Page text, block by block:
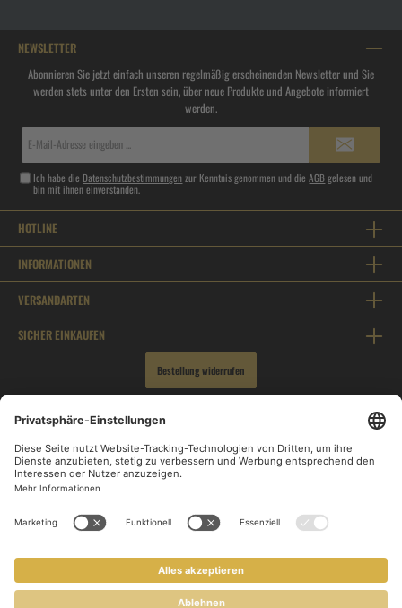
NEWSLETTER
Abonnieren Sie jetzt einfach unseren regelmäßig erscheinenden Newsletter und Sie
werden stets unter den Ersten sein, über neue Produkte und Angebote informiert
werden.
Ich habe die Datenschutzbestimmungenzur Kenntnis genommen und dieAGBgelesen und
bin mit ihnen einverstanden.
HOTLINE
INFORMATIONEN
VERSANDARTEN
SICHER EINKAUFEN
Bestellung widerrufen